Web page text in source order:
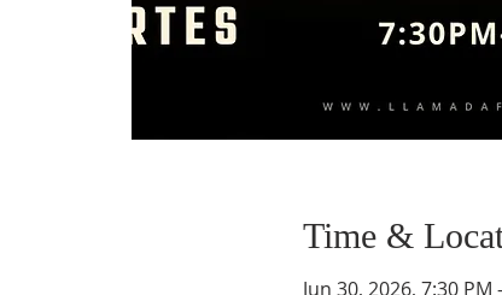
Time &
Jun 30, 2026, 7:30 PM